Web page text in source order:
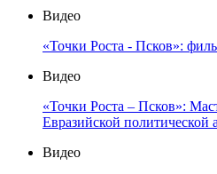
Видео
«Точки Роста - Псков»:
Видео
«Точки Роста – Псков»:
Евразийской политической
Видео